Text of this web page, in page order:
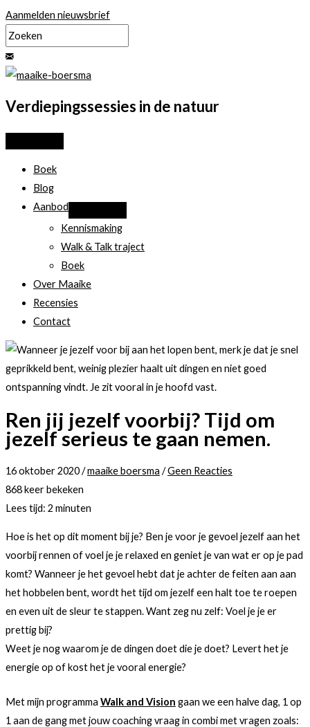
Ga
naar
de
inhoud
Aanmelden nieuwsbrief
Verdiepingssessies in de natuur
Boek
Blog
Aanbod
Kennismaking
Walk & Talk traject
Boek
Over Maaike
Recensies
Contact
Ren jij jezelf voorbij? Tijd om
jezelf serieus te gaan nemen.
16 oktober 2020/maaike boersma /Geen Reacties
868 keer bekeken
Lees tijd: 2 minuten
Hoe is het op dit moment bij je? Ben je voor je gevoel jezelf aan het
voorbij rennen of voel je je relaxed en geniet je van wat er op je pad
komt? Wanneer je het gevoel hebt dat je achter de feiten aan aan
het hobbelen bent, wordt het tijd om jezelf een halt toe te roepen
en even uit de sleur te stappen. Want zeg nu zelf: Voel je je er
prettig bij?
Weet je nog waarom je de dingen doet die je doet? Levert het je
energie op of kost het je vooral energie?
Met mijn programma Walk and Vision gaan we een halve dag, 1 op
1 aan de gang met jouw coaching vraag in combi met vragen zoals: